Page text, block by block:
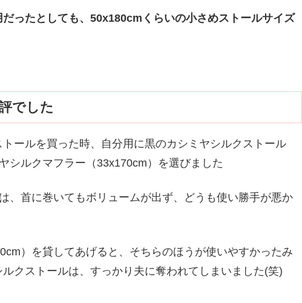
ったとしても、50x180cmくらいの小さめストールサイズ
でした
ールを買った時、自分用に黒のカシミヤシルクストール
シルクマフラー（33x170cm）を選びました
、首に巻いてもボリュームが出ず、どうも使い勝手が悪か
）を貸してあげると、そちらのほうが使いやすかったみ
クストールは、すっかり夫に奪われてしまいました(笑)